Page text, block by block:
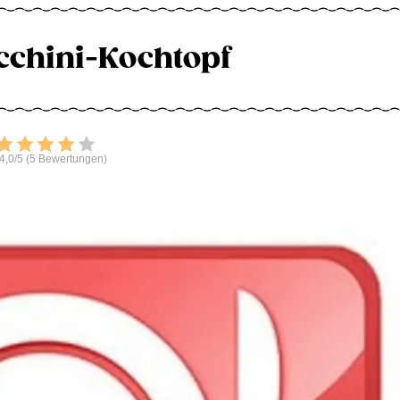
Kochtopf
Bewerten
5 (5 Bewertungen)